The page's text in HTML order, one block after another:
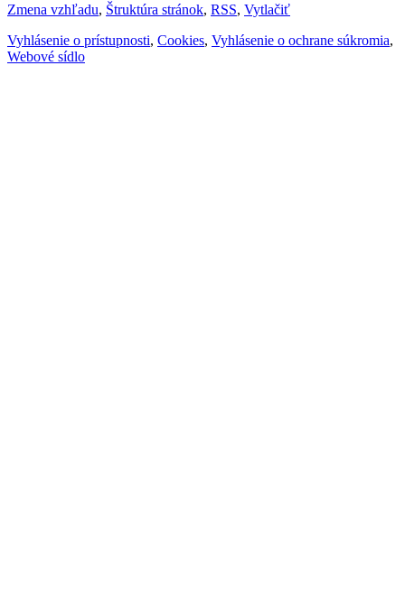
Zmena vzhľadu, Štruktúra stránok, RSS, Vytlačiť
Vyhlásenie o prístupnosti, Cookies, Vyhlásenie o ochrane súkromia,
Webové sídlo